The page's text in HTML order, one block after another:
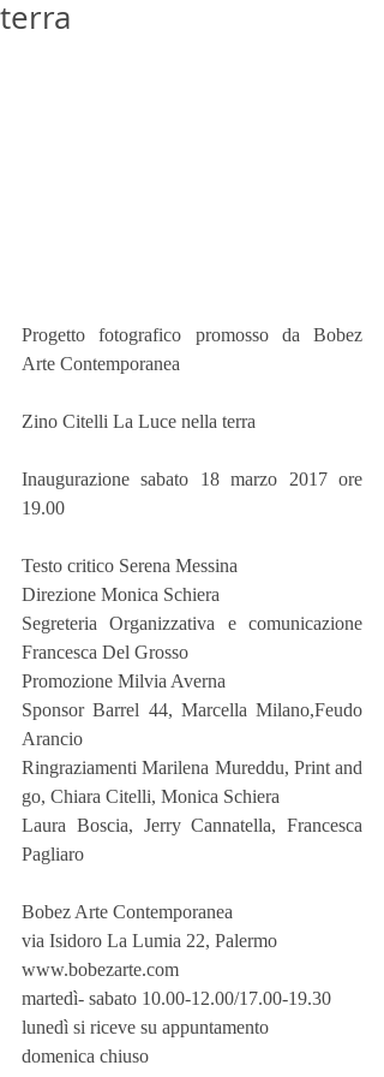
terra
Progetto fotografico promosso da Bobez
Arte Contemporanea
Zino Citelli La Luce nella terra
Inaugurazione sabato 18 marzo 2017 ore
19.00
Testo critico Serena Messina
Direzione Monica Schiera
Segreteria Organizzativa e comunicazione
Francesca Del Grosso
Promozione Milvia Averna
Sponsor Barrel 44, Marcella Milano,Feudo
Arancio
Ringraziamenti Marilena Mureddu, Print and
go, Chiara Citelli, Monica Schiera
Laura Boscia, Jerry Cannatella, Francesca
Pagliaro
Bobez Arte Contemporanea
via Isidoro La Lumia 22, Palermo
www.bobezarte.com
martedì- sabato 10.00-12.00/17.00-19.30
lunedì si riceve su appuntamento
domenica chiuso